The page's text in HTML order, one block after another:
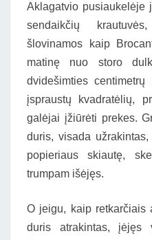
Aklagatvio pusiaukelėje
sendaikčių
šlovinamos kaip
matinę nuo storo
dvidešimties
įspraustų kvadratėlių,
galėjai įžiūrėti prekes.
duris, visada
popieriaus skiautę,
trumpam išėjęs.
O jeigu, kaip retkarčiais
duris atrakintas, įėjęs